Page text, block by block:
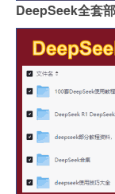
DeepSeek全套